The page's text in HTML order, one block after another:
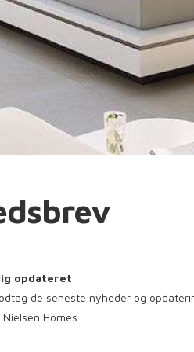
opdateret
de seneste nyheder og
Homes.